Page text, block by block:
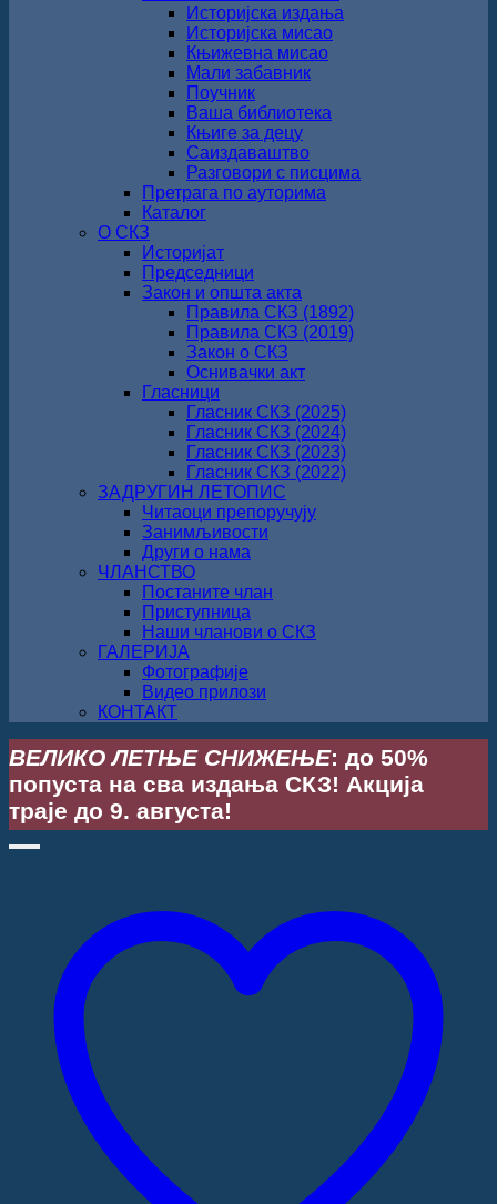
Историјска издања
Историјска мисао
Књижевна мисао
Мали забавник
Поучник
Ваша библиотека
Књиге за децу
Саиздаваштво
Разговори с писцима
Претрага по ауторима
Каталог
О СКЗ
Историјат
Председници
Закон и општа акта
Правила СКЗ (1892)
Правила СКЗ (2019)
Закон о СКЗ
Оснивачки акт
Гласници
Гласник СКЗ (2025)
Гласник СКЗ (2024)
Гласник СКЗ (2023)
Гласник СКЗ (2022)
ЗАДРУГИН ЛЕТОПИС
Читаоци препоручују
Занимљивости
Други о нама
ЧЛАНСТВО
Постаните члан
Приступница
Наши чланови о СКЗ
ГАЛЕРИЈА
Фотографије
Видео прилози
КОНТАКТ
ВЕЛИКО ЛЕТЊЕ СНИЖЕЊЕ: до 50%
попуста на сва издања СКЗ! Акција
траје до 9. августа!